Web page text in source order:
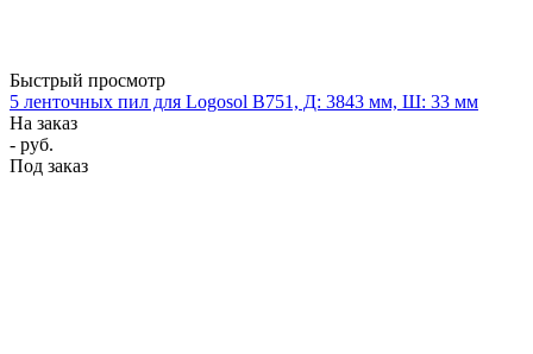
Быстрый просмотр
5 ленточных пил для Logosol B751, Д: 3843 мм, Ш: 33 мм
На заказ
- руб.
Под заказ